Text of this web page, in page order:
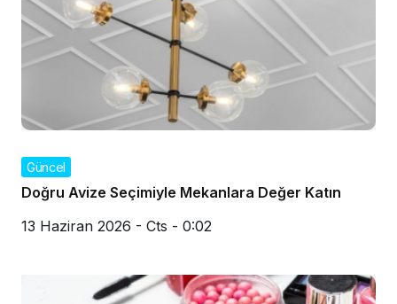
Güncel
Doğru Avize Seçimiyle Mekanlara Değer Katın
13 Haziran 2026 - Cts - 0:02